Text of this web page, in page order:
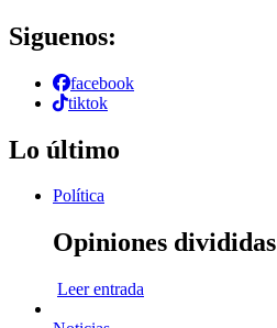
Siguenos:
facebook
tiktok
Lo último
Política
Opiniones divididas
Leer entrada